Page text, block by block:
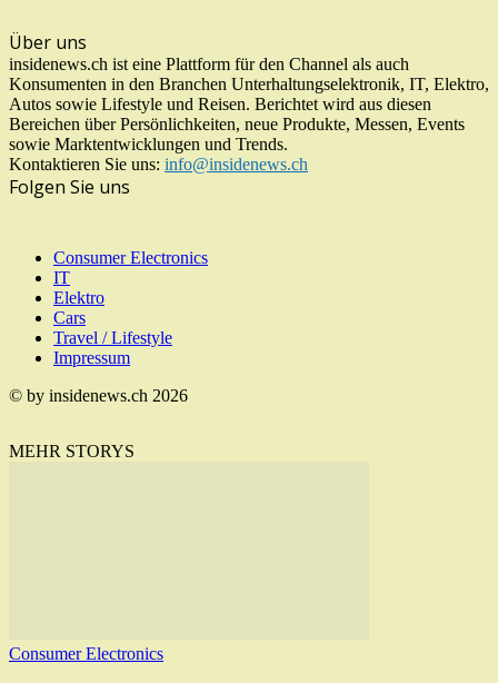
Über uns
insidenews.ch ist eine Plattform für den Channel als auch
Konsumenten in den Branchen Unterhaltungselektronik, IT, Elektro,
Autos sowie Lifestyle und Reisen. Berichtet wird aus diesen
Bereichen über Persönlichkeiten, neue Produkte, Messen, Events
sowie Marktentwicklungen und Trends.
Kontaktieren Sie uns: info@insidenews.ch
Folgen Sie uns
Consumer Electronics
IT
Elektro
Cars
Travel / Lifestyle
Impressum
© by insidenews.ch 2026
MEHR STORYS
Consumer Electronics